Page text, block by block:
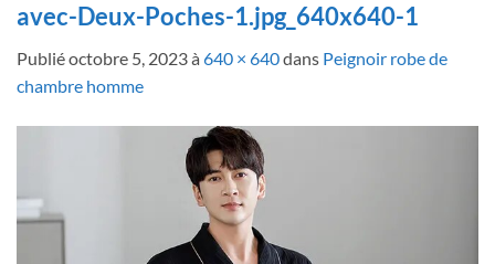
avec-Deux-Poches-1.jpg_640x640-1
Publiéoctobre 5, 2023à 640 × 640dans Peignoir robe de
chambre homme